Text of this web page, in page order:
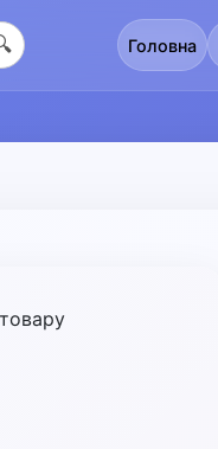
Головна